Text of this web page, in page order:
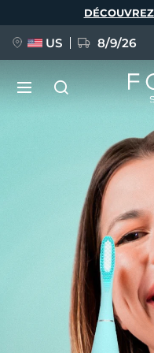
US 8/9/26
FAQ™ Pure Beauty-
BREAKING NEWS
issa™ Teeth
Français
简体